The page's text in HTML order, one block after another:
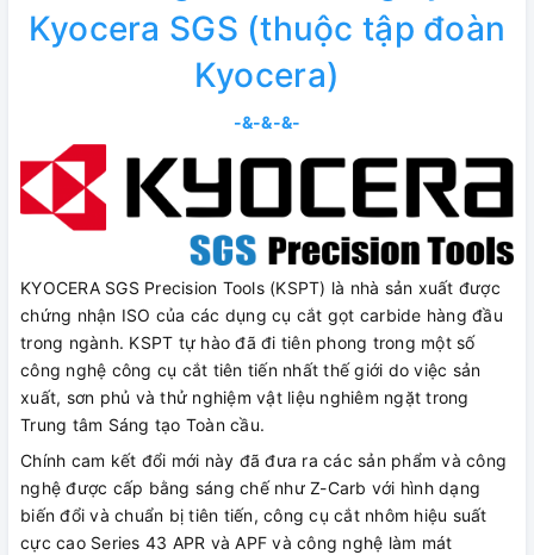
Kyocera SGS (thuộc tập đoàn
Kyocera)
-&-&-&-
KYOCERA SGS Precision Tools (KSPT) là nhà sản xuất được
chứng nhận ISO của các dụng cụ cắt gọt carbide hàng đầu
trong ngành. KSPT tự hào đã đi tiên phong trong một số
công nghệ công cụ cắt tiên tiến nhất thế giới do việc sản
xuất, sơn phủ và thử nghiệm vật liệu nghiêm ngặt trong
Trung tâm Sáng tạo Toàn cầu.
Chính cam kết đổi mới này đã đưa ra các sản phẩm và công
nghệ được cấp bằng sáng chế như Z-Carb với hình dạng
biến đổi và chuẩn bị tiên tiến, công cụ cắt nhôm hiệu suất
cực cao Series 43 APR và APF và công nghệ làm mát